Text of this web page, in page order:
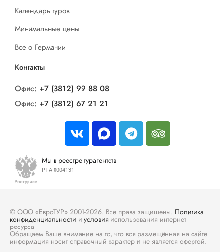
Календарь туров
Минимальные цены
Все о Германии
Контакты
Офис: +7 (3812) 99 88 08
Офис: +7 (3812) 67 21 21
Мы в реестре турагентств
РТА 0004131
© ООО «ЕвроТУР» 2001-2026. Все права защищены. Политика
конфиденциальности и условия использования интернет
ресурса
Обращаем Ваше внимание на то, что вся размещённая на сайте
информация носит справочный характер и не является офертой.